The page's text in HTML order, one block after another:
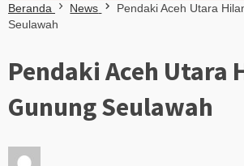
Beranda
News
Pendaki Aceh Utara
Seulawah
Pendaki Aceh Utara
Gunung Seulawah